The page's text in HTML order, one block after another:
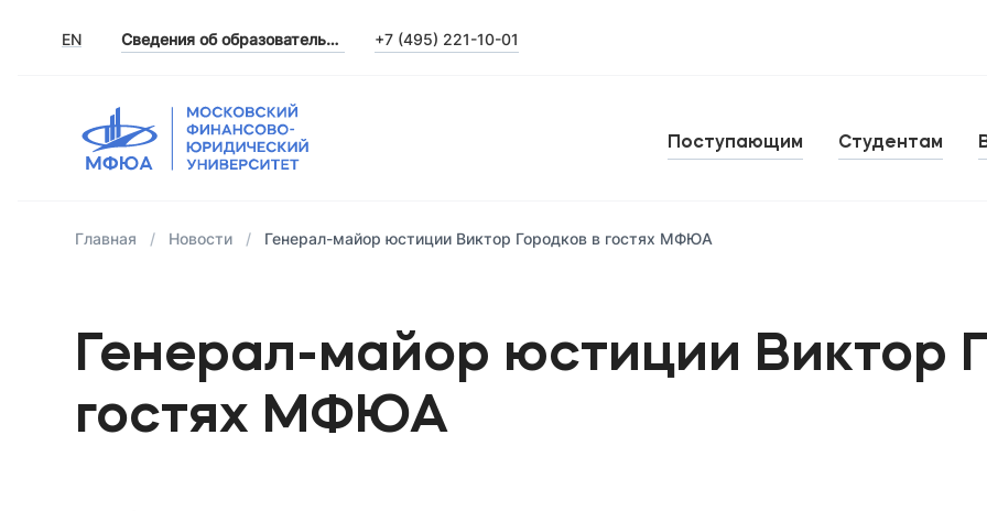
EN Сведения об образовательной организации +7 (495) 221-10-01
Поступающим Студентам
Главная Новости Генерал-майор юстиции Виктор Городков в гостях МФЮА
Генерал-майор юстиции Виктор
гостях МФЮА